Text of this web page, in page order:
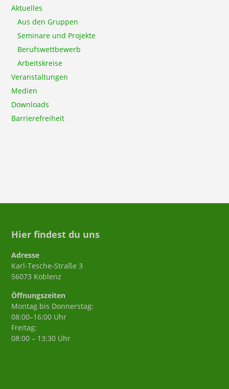
Aktuelles
Aus den Gruppen
Seminare und Projekte
Berufswettbewerb
Arbeitskreise
Veranstaltungen
Medien
Downloads
Barrierefreiheit
Hier findest du uns
Adresse
Karl-Tesche-Straße 3
56073 Koblenz
Öffnungszeiten
Montag bis Donnerstag:
08:00–16:00 Uhr
Freitag:
08:00 – 13:30 Uhr